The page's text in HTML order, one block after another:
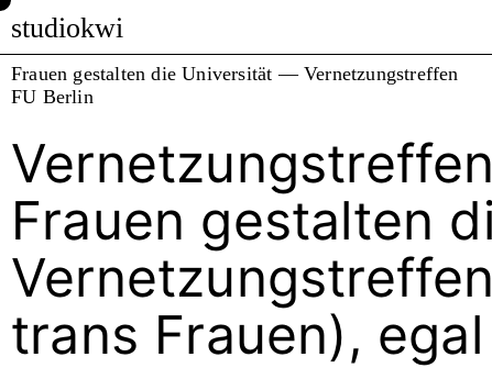
studiokwi
Frauen gestalten die Universität — Vernetzungstreffen
FU Berlin
Frauen gestalten
trans Frauen),